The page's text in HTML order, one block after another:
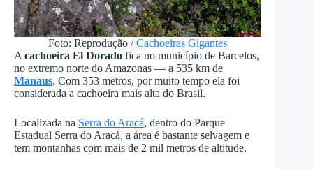
Foto: Reprodução /Cachoeiras Gigantes
A cachoeira El Dorado fica no município de Barcelos,
no extremo norte do Amazonas — a 535 km de
Manaus. Com 353 metros, por muito tempo ela foi
considerada a cachoeira mais alta do Brasil.
Localizada na Serra do Aracá, dentro do Parque
Estadual Serra do Aracá, a área é bastante selvagem e
tem montanhas com mais de 2 mil metros de altitude.